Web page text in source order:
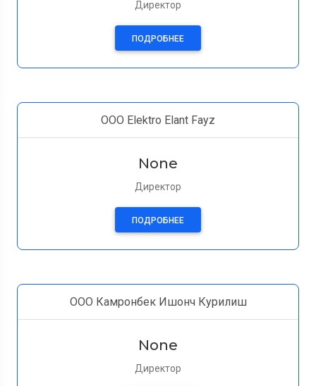
Директор
ПОДРОБНЕЕ
ООО Elektro Elant Fayz
None
Директор
ПОДРОБНЕЕ
ООО Камронбек Ишонч Курилиш
None
Директор